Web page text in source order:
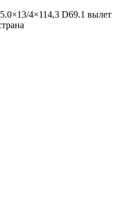
4×114,3 D69.1 вылет